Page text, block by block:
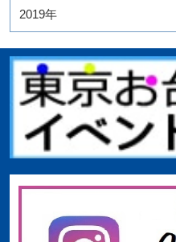
2019年